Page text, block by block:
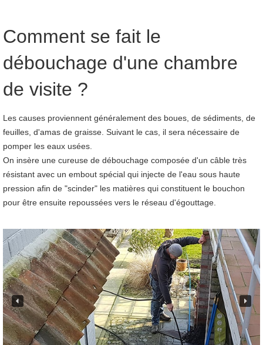
Comment se fait le
débouchage d'une chambre
de visite ?
Les causes proviennent généralement des boues, de sédiments, de
feuilles, d'amas de graisse. Suivant le cas, il sera nécessaire de
pomper les eaux usées.
On insère une cureuse de débouchage composée d'un câble très
résistant avec un embout spécial qui injecte de l'eau sous haute
pression afin de "scinder" les matières qui constituent le bouchon
pour être ensuite repoussées vers le réseau d'égouttage.